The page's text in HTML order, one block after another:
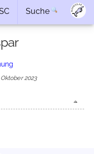
Suche
2023